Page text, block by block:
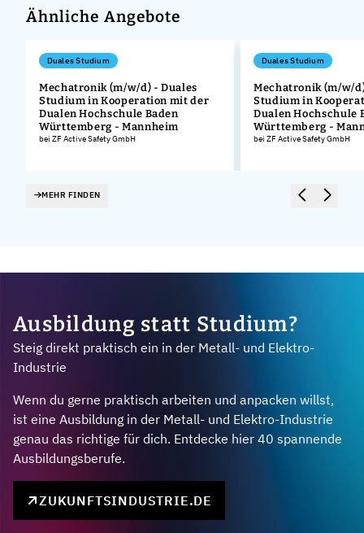
Ähnliche Angebote
Duales Studium
Mechatronik (m/w/d) - Duales
Studium in Kooperation mit der
Dualen Hochschule Baden
Württemberg - Mannheim
bei ZF Active Safety GmbH
Duales Studium
Mechatronik (m/w/
Studium in
Dualen Hochschule
Württemberg -
bei ZF Active Safety GmbH
MEHR FINDEN
Ausbildung statt Studium?
Steig direkt praktisch ein in der Metall- und Elektro-
Industrie
Wenn du gerne praktisch arbeiten und anpacken willst,
ist eine Ausbildung in der Metall- und Elektro-Industrie
genau das richtige für dich. Entdecke hier 40 spannende
Ausbildungsberufe.
ZUKUNFTSINDUSTRIE.DE